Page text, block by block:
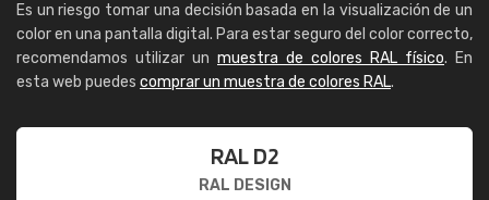
Es un riesgo tomar una decisión basada en la visualización de un
color en una pantalla digital. Para estar seguro del color correcto,
recomendamos utilizar un muestra de colores RAL físico. En
esta web puedes comprar un muestra de colores RAL.
RAL D2
RAL DESIGN